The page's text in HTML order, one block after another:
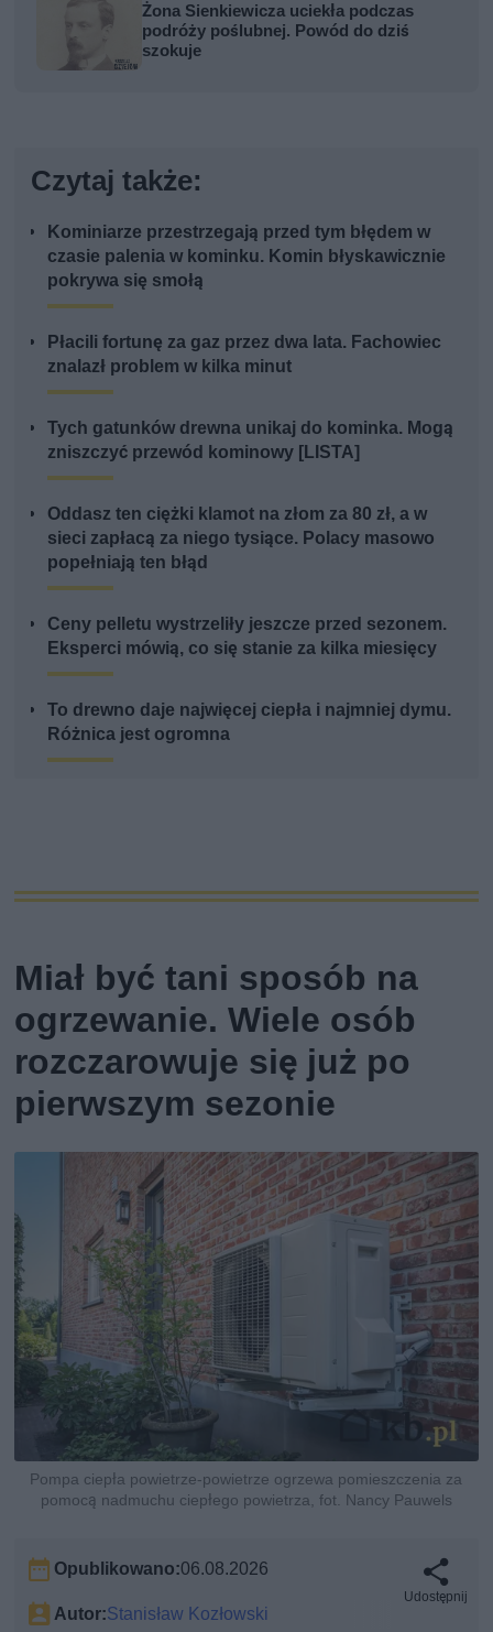
Żona Sienkiewicza uciekła podczas
podróży poślubnej. Powód do dziś
szokuje
Czytaj także:
Kominiarze przestrzegają przed tym błędem w
czasie palenia w kominku. Komin błyskawicznie
pokrywa się smołą
Płacili fortunę za gaz przez dwa lata. Fachowiec
znalazł problem w kilka minut
Tych gatunków drewna unikaj do kominka. Mogą
zniszczyć przewód kominowy [LISTA]
Oddasz ten ciężki klamot na złom za 80 zł, a w
sieci zapłacą za niego tysiące. Polacy masowo
popełniają ten błąd
Ceny pelletu wystrzeliły jeszcze przed sezonem.
Eksperci mówią, co się stanie za kilka miesięcy
To drewno daje najwięcej ciepła i najmniej dymu.
Różnica jest ogromna
Miał być tani sposób na
ogrzewanie. Wiele osób
rozczarowuje się już po
pierwszym sezonie
Pompa ciepła powietrze-powietrze ogrzewa pomieszczenia za
pomocą nadmuchu ciepłego powietrza, fot. Nancy Pauwels
Opublikowano:06.08.2026
Autor:Stanisław Kozłowski
Udostępnij